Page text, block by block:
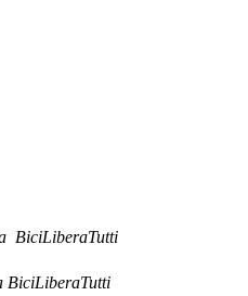
BiciLiberaTutti
BiciLiberaTutti